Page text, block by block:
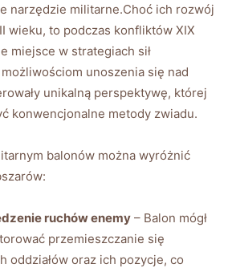
narzędzie militarne.Choć ich rozwój
wieku, to podczas konfliktów XIX
miejsce w strategiach sił
unoszenia się nad
unikalną perspektywę, której
konwencjonalne metody zwiadu.
balonów można wyróżnić
ruchów enemy – Balon mógł
przemieszczanie się
oddziałów oraz ich pozycje, co